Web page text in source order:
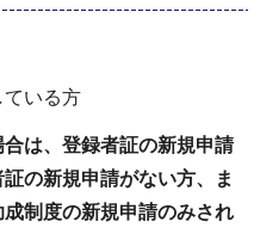
ている方
は、登録者証の新規申請
の新規申請がない方、ま
制度の新規申請のみされ